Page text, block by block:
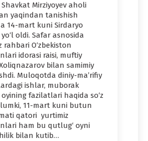
Mirziyoyev aholi
yaqindan tanishish
14-mart kuni Sirdaryo
oldi. Safar asnosida
rahbari O‘zbekiston
idorasi raisi, muftiy
bilan samimiy
Muloqotda diniy-ma’rifiy
ishlar, muborak
fazilatlari haqida so‘z
11-mart kuni butun
qatori yurtimiz
ham bu qutlug‘ oyni
bilan kutib…